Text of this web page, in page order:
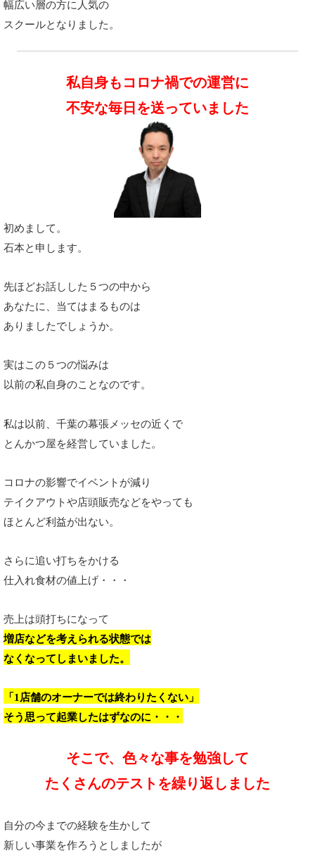
幅広い層の方に人気の
スクールとなりました。
私自身もコロナ禍での運営に
不安な毎日を送っていました
初めまして。
石本と申します。
先ほどお話しした５つの中から
あなたに、当てはまるものは
ありましたでしょうか。
実はこの５つの悩みは
以前の私自身のことなのです。
私は以前、千葉の幕張メッセの近くで
とんかつ屋を経営していました。
コロナの影響でイベントが減り
テイクアウトや店頭販売などをやっても
ほとんど利益が出ない。
さらに追い打ちをかける
仕入れ食材の値上げ・・・
売上は頭打ちになって
増店などを考えられる状態では
なくなってしまいました。
「1店舗のオーナーでは終わりたくない」
そう思って起業したはずなのに・・・
そこで、色々な事を勉強して
たくさんのテストを繰り返しました
自分の今までの経験を生かして
新しい事業を作ろうとしましたが